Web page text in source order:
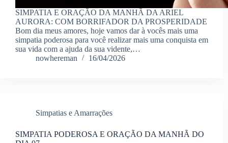
SIMPATIA E ORAÇÃO DA MANHÃ DA ARIEL
AURORA: COM BORRIFADOR DA PROSPERIDADE
Bom dia meus amores, hoje vamos dar à vocês mais uma
simpatia poderosa para você realizar mais uma conquista em
sua vida com a ajuda da sua vidente,…
nowhereman
16/04/2026
Simpatias e Amarrações
SIMPATIA PODEROSA E ORAÇÃO DA MANHÃ DO